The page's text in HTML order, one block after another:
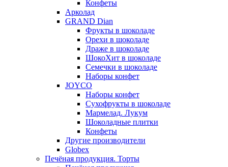
Конфеты
Арколад
GRAND Dian
Фрукты в шоколаде
Орехи в шоколаде
Драже в шоколаде
ШокоХит в шоколаде
Семечки в шоколаде
Наборы конфет
JOYCO
Наборы конфет
Сухофрукты в шоколаде
Мармелад. Лукум
Шоколадные плитки
Конфеты
Другие производители
Globex
Печёная продукция. Торты